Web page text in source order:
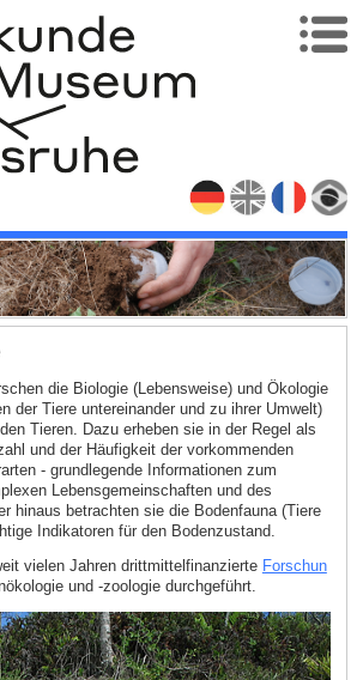
die Biologie (Lebensweise) und Ökologie
der Tiere untereinander und zu ihrer Umwelt)
Tieren. Dazu erheben sie in der Regel als
und der Häufigkeit der vorkommenden
- grundlegende Informationen zum
Lebensgemeinschaften und des
hinaus betrachten sie die Bodenfauna (Tiere
Indikatoren für den Bodenzustand.
vielen Jahren drittmittelfinanzierte Forschun
und -zoologie durchgeführt.